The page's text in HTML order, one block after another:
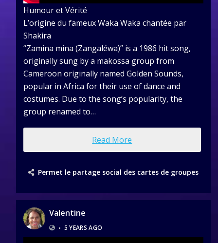
Humour et Vérité
L’origine du fameux Waka Waka chantée par
Shakira
“Zamina mina (Zangaléwa)” is a 1986 hit song,
originally sung by a makossa group from
Cameroon originally named Golden Sounds,
popular in Africa for their use of dance and
costumes. Due to the song’s popularity, the
group renamed to…
Read More
Permet le partage social des cartes de groupes
Valentine
• 5 YEARS AGO